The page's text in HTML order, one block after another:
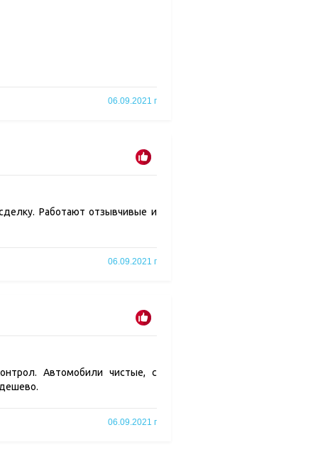
06.09.2021 г
Работают отзывчивые и
06.09.2021 г
Автомобили чистые, с
06.09.2021 г